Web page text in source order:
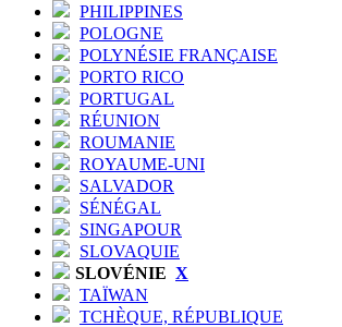
PHILIPPINES
POLOGNE
POLYNÉSIE FRANÇAISE
PORTO RICO
PORTUGAL
RÉUNION
ROUMANIE
ROYAUME-UNI
SALVADOR
SÉNÉGAL
SINGAPOUR
SLOVAQUIE
SLOVÉNIE X
TAÏWAN
TCHÈQUE, RÉPUBLIQUE